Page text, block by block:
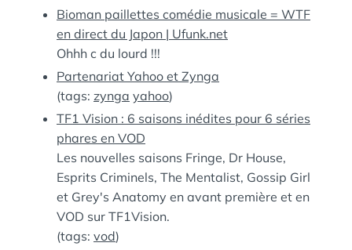
Bioman paillettes comédie musicale = WTF
en direct du Japon | Ufunk.net
Ohhh c du lourd !!!
Partenariat Yahoo et Zynga
(tags: zynga yahoo)
TF1 Vision : 6 saisons inédites pour 6 séries
phares en VOD
Les nouvelles saisons Fringe, Dr House,
Esprits Criminels, The Mentalist, Gossip Girl
et Grey's Anatomy en avant première et en
VOD sur TF1Vision.
(tags: vod)